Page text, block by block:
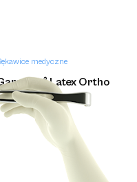
medyczne
® Latex Ortho